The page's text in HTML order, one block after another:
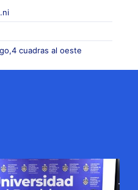
4 cuadras al oeste